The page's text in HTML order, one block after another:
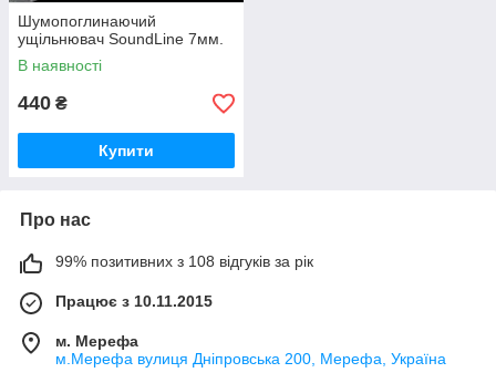
Шумопоглинаючий
ущільнювач SoundLine 7мм.
В наявності
440 ₴
Купити
Про нас
99% позитивних з 108 відгуків за рік
Працює з 10.11.2015
м. Мерефа
м.Мерефа вулиця Дніпровська 200, Мерефа, Україна